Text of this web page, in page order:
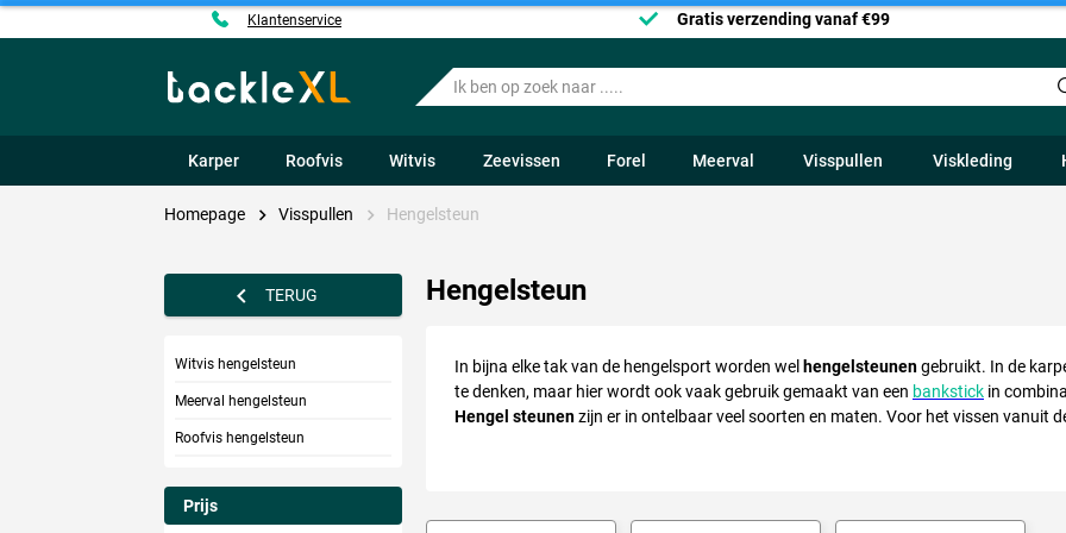
Klantenservice Gratis verzending vanaf €99
Ik
ben
naar
.....
Karper Roofvis Witvis Zeevissen Forel Meerval Visspullen Viskleding
Homepage Visspullen Hengelsteun
TERUG
Witvis hengelsteun
Meerval hengelsteun
Roofvis hengelsteun
Prijs
Hengelsteun
In bijna elke tak van de hengelsport worden wel hengelsteunengebruikt. In de
te denken, maar hier wordt ook vaak gebruik gemaakt van een bankstick in
Hengel steunenzijn er in ontelbaar veel soorten en maten. Voor het vissen vanuit